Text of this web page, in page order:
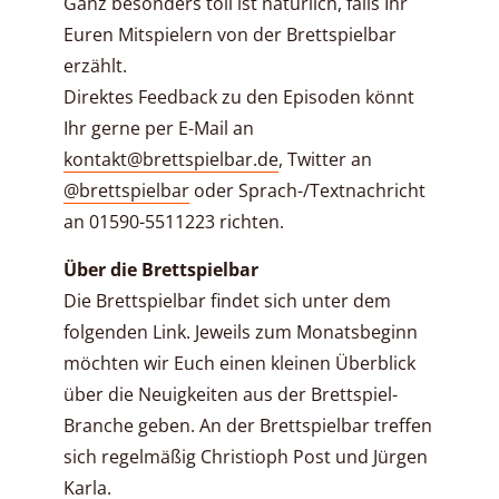
Euren Mitspielern von der Brettspielbar
erzählt.
Direktes Feedback zu den Episoden könnt
Ihr gerne per E-Mail an
kontakt@brettspielbar.de, Twitter an
@brettspielbar oder Sprach-/Textnachricht
an 01590-5511223 richten.
Über die Brettspielbar
Die Brettspielbar findet sich unter dem
folgenden Link. Jeweils zum Monatsbeginn
möchten wir Euch einen kleinen Überblick
über die Neuigkeiten aus der Brettspiel-
Branche geben. An der Brettspielbar treffen
sich regelmäßig Christioph Post und Jürgen
Karla.